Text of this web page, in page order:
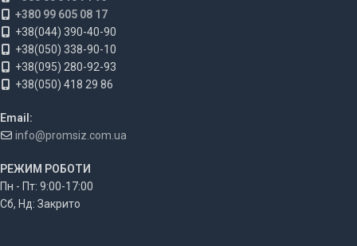
+380 99 605 08 17
+38(044) 390-40-90
+38(050) 338-90-10
+38(095) 280-92-93
+38(050) 418 29 86
Email:
info@promsiz.com.ua
РЕЖИМ РОБОТИ
Пн - Пт: 9:00-17:00
Сб, Нд: Закрито